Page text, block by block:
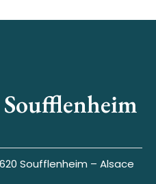
Soufflenheim – Alsace